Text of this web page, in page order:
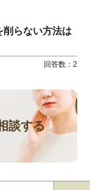
削らない方法は
回答数： 2
談する